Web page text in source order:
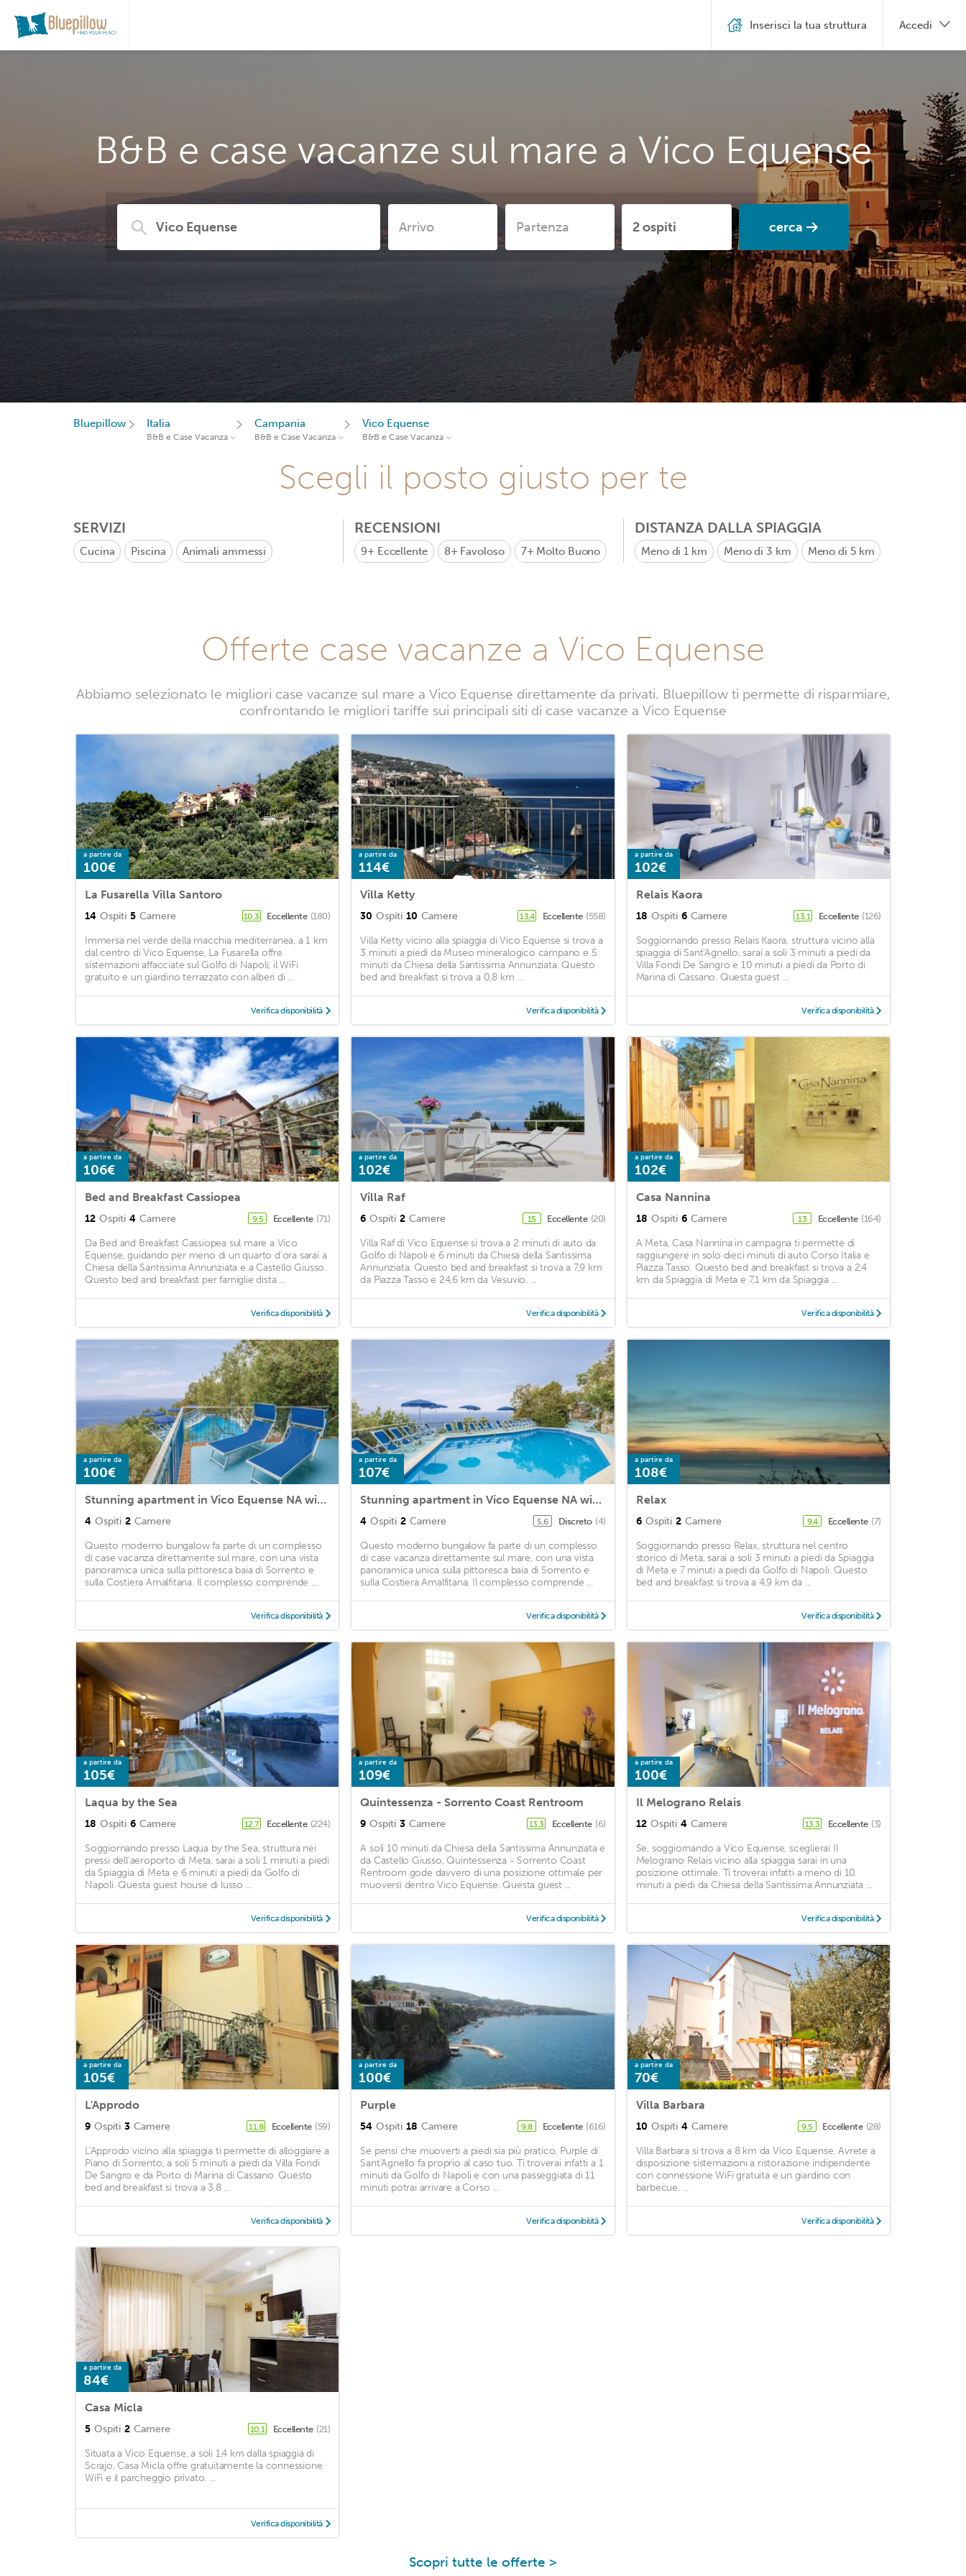
B&B e case vacanze sul mare a Vico Equense
cerca
Inserisci la tua struttura Accedi
Bluepillow Italia
B&B e Case Vacanza
Campania
B&B e Case Vacanza
Vico Equense
B&B e Case Vacanza
Scegli il posto giusto per te
SERVIZI
Cucina Piscina Animali ammessi
RECENSIONI
9+ Eccellente 8+ Favoloso 7+ Molto Buono
DISTANZA DALLA SPIAGGIA
Meno di 1 km Meno di 3 km Meno di 5 km
Offerte case vacanze a Vico Equense
Abbiamo selezionato le migliori case vacanze sul mare a Vico Equense direttamente da privati. Bluepillow ti permette di risparmiare,
confrontando le migliori tariffe sui principali siti di case vacanze a Vico Equense
a partire da
100€
La Fusarella Villa Santoro
14 Ospiti 5 Camere 10,3 Eccellente (180)
Immersa nel verde della macchia mediterranea, a 1 km
dal centro di Vico Equense, La Fusarella offre
sistemazioni affacciate sul Golfo di Napoli, il WiFi
gratuito e un giardino terrazzato con alberi di ...
Verifica disponibilità
a partire da
114€
Villa Ketty
30 Ospiti 10 Camere 13,4 Eccellente (558)
Villa Ketty vicino alla spiaggia di Vico Equense si trova a
3 minuti a piedi da Museo mineralogico campano e 5
minuti da Chiesa della Santissima Annunziata. Questo
bed and breakfast si trova a 0,8 km ...
Verifica disponibilità
a partire da
102€
Relais Kaora
18 Ospiti 6 Camere 13,1 Eccellente (126)
Soggiornando presso Relais Kaora, struttura vicino alla
spiaggia di Sant'Agnello, sarai a soli 3 minuti a piedi da
Villa Fondi De Sangro e 10 minuti a piedi da Porto di
Marina di Cassano. Questa guest ...
Verifica disponibilità
a partire da
106€
Bed and Breakfast Cassiopea
12 Ospiti 4 Camere 9,5 Eccellente (71)
Da Bed and Breakfast Cassiopea sul mare a Vico
Equense, guidando per meno di un quarto d'ora sarai a
Chiesa della Santissima Annunziata e a Castello Giusso.
Questo bed and breakfast per famiglie dista ...
Verifica disponibilità
a partire da
102€
Villa Raf
6 Ospiti 2 Camere 15 Eccellente (20)
Villa Raf di Vico Equense si trova a 2 minuti di auto da
Golfo di Napoli e 6 minuti da Chiesa della Santissima
Annunziata. Questo bed and breakfast si trova a 7,9 km
da Piazza Tasso e 24,6 km da Vesuvio. ...
Verifica disponibilità
a partire da
102€
Casa Nannina
18 Ospiti 6 Camere 13 Eccellente (164)
A Meta, Casa Nannina in campagna ti permette di
raggiungere in solo dieci minuti di auto Corso Italia e
Piazza Tasso. Questo bed and breakfast si trova a 2,4
km da Spiaggia di Meta e 7,1 km da Spiaggia ...
Verifica disponibilità
a partire da
100€
Stunning apartment in Vico Equense NA with 2 Bedrooms and Outdoor swimming pool
4 Ospiti 2 Camere
Questo moderno bungalow fa parte di un complesso
di case vacanza direttamente sul mare, con una vista
panoramica unica sulla pittoresca baia di Sorrento e
sulla Costiera Amalfitana. Il complesso comprende ...
Verifica disponibilità
a partire da
107€
Stunning apartment in Vico Equense NA with 2 Bedrooms and Outdoor swimming pool
4 Ospiti 2 Camere 5,6 Discreto (4)
Questo moderno bungalow fa parte di un complesso
di case vacanza direttamente sul mare, con una vista
panoramica unica sulla pittoresca baia di Sorrento e
sulla Costiera Amalfitana. Il complesso comprende ...
Verifica disponibilità
a partire da
108€
Relax
6 Ospiti 2 Camere 9,4 Eccellente (7)
Soggiornando presso Relax, struttura nel centro
storico di Meta, sarai a soli 3 minuti a piedi da Spiaggia
di Meta e 7 minuti a piedi da Golfo di Napoli. Questo
bed and breakfast si trova a 4,9 km da ...
Verifica disponibilità
a partire da
105€
Laqua by the Sea
18 Ospiti 6 Camere 12,7 Eccellente (224)
Soggiornando presso Laqua by the Sea, struttura nei
pressi dell'aeroporto di Meta, sarai a soli 1 minuti a piedi
da Spiaggia di Meta e 6 minuti a piedi da Golfo di
Napoli. Questa guest house di lusso ...
Verifica disponibilità
a partire da
109€
Quintessenza - Sorrento Coast Rentroom
9 Ospiti 3 Camere 13,3 Eccellente (6)
A soli 10 minuti da Chiesa della Santissima Annunziata e
da Castello Giusso, Quintessenza - Sorrento Coast
Rentroom gode davvero di una posizione ottimale per
muoversi dentro Vico Equense. Questa guest ...
Verifica disponibilità
a partire da
100€
Il Melograno Relais
12 Ospiti 4 Camere 13,3 Eccellente (3)
Se, soggiornando a Vico Equense, sceglierai Il
Melograno Relais vicino alla spiaggia sarai in una
posizione ottimale. Ti troverai infatti a meno di 10
minuti a piedi da Chiesa della Santissima Annunziata ...
Verifica disponibilità
a partire da
105€
L'Approdo
9 Ospiti 3 Camere 11,8 Eccellente (59)
L'Approdo vicino alla spiaggia ti permette di alloggiare a
Piano di Sorrento, a soli 5 minuti a piedi da Villa Fondi
De Sangro e da Porto di Marina di Cassano. Questo
bed and breakfast si trova a 3,8 ...
Verifica disponibilità
a partire da
100€
Purple
54 Ospiti 18 Camere 9,8 Eccellente (616)
Se pensi che muoverti a piedi sia più pratico, Purple di
Sant'Agnello fa proprio al caso tuo. Ti troverai infatti a 1
minuti da Golfo di Napoli e con una passeggiata di 11
minuti potrai arrivare a Corso ...
Verifica disponibilità
a partire da
70€
Villa Barbara
10 Ospiti 4 Camere 9,5 Eccellente (28)
Villa Barbara si trova a 8 km da Vico Equense. Avrete a
disposizione sistemazioni a ristorazione indipendente
con connessione WiFi gratuita e un giardino con
barbecue. ...
Verifica disponibilità
a partire da
84€
Casa Micla
5 Ospiti 2 Camere 10,1 Eccellente (21)
Situata a Vico Equense, a soli 1,4 km dalla spiaggia di
Scrajo, Casa Micla offre gratuitamente la connessione
WiFi e il parcheggio privato. ...
Verifica disponibilità
Scopri tutte le offerte >